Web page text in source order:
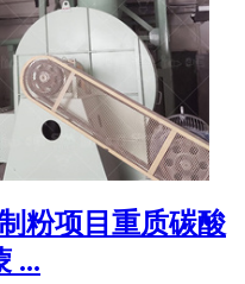
粉项目重质碳酸
...